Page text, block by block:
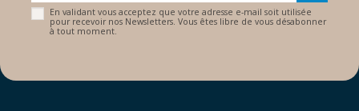
En validant vous acceptez que votre adresse e-mail soit utilisée
pour recevoir nos Newsletters. Vous êtes libre de vous désabonner
à tout moment.